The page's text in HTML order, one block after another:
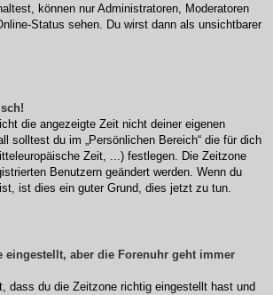
können nur Administratoren, Moderatoren
Status sehen. Du wirst dann als unsichtbarer
die angezeigte Zeit nicht deiner eigenen
solltest du im „Persönlichen Bereich“ die für dich
Zeit, ...) festlegen. Die Zeitzone
Benutzern geändert werden. Wenn du
ist dies ein guter Grund, dies jetzt zu tun.
eingestellt, aber die Forenuhr geht immer
dass du die Zeitzone richtig eingestellt hast und